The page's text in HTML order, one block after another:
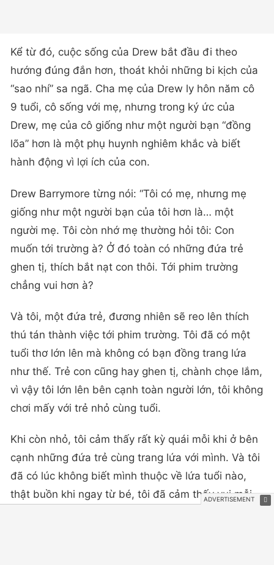
hướng đúng đắn hơn, thoát khỏi những bi kịch của
“sao nhí” sa ngã. Cha mẹ của Drew ly hôn năm cô
9 tuổi, cô sống với mẹ, nhưng trong ký ức của
Drew, mẹ của cô giống như một người bạn “đồng
lõa” hơn là một phụ huynh nghiêm khắc và biết
hành động vì lợi ích của con.
giống như một người bạn của tôi hơn là… một
người mẹ. Tôi còn nhớ mẹ thường hỏi tôi: Con
muốn tới trường à? Ở đó toàn có những đứa trẻ
ghen tị, thích bắt nạt con thôi. Tới phim trường
chẳng vui hơn à?
thú tán thành việc tới phim trường. Tôi đã có một
tuổi thơ lớn lên mà không có bạn đồng trang lứa
như thế. Trẻ con cũng hay ghen tị, chành chọe lắm,
vì vậy tôi lớn lên bên cạnh toàn người lớn, tôi không
chơi mấy với trẻ nhỏ cùng tuổi.
cạnh những đứa trẻ cùng trang lứa với mình. Và tôi
đã có lúc không biết mình thuộc về lứa tuổi nào,
thật buồn khi ngay từ bé, tôi đã cảm thấy vui mỗi
khi tới quán bar, hộp đêm”.